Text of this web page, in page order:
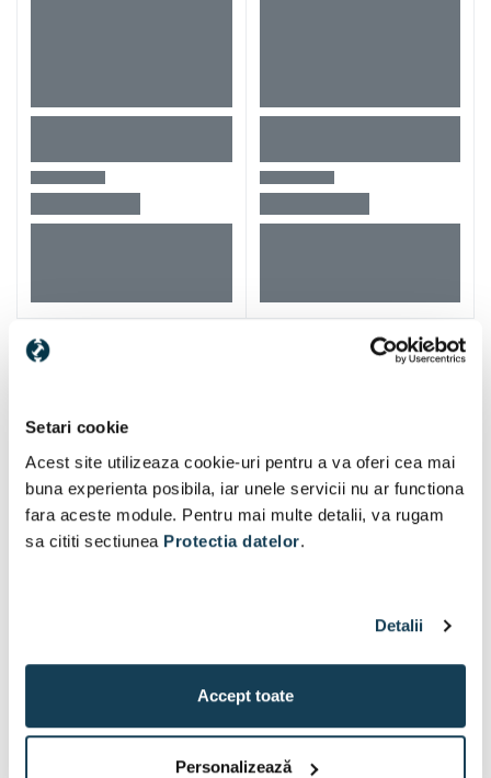
Setari cookie
Acest site utilizeaza cookie-uri pentru a va oferi cea mai
buna experienta posibila, iar unele servicii nu ar functiona
fara aceste module. Pentru mai multe detalii, va rugam
sa cititi sectiunea Protectia datelor.
Detalii
Accept toate
Personalizează
Alti clienti au vizitat si